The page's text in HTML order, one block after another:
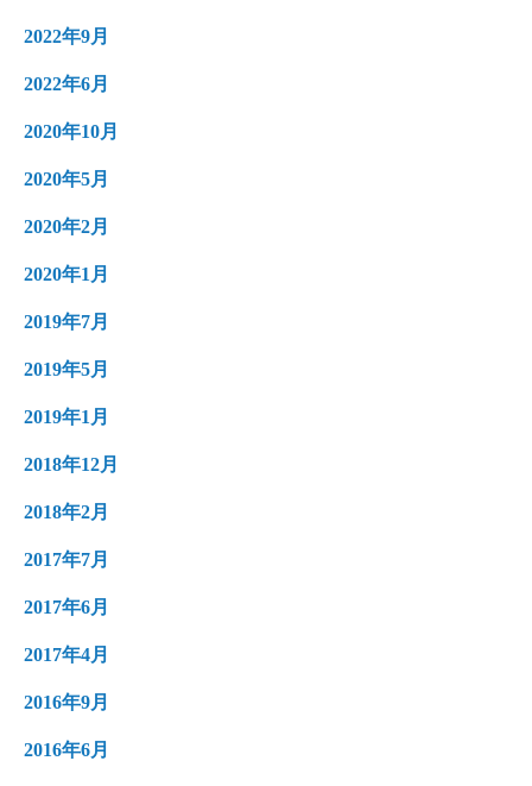
2022年9月
2022年6月
2020年10月
2020年5月
2020年2月
2020年1月
2019年7月
2019年5月
2019年1月
2018年12月
2018年2月
2017年7月
2017年6月
2017年4月
2016年9月
2016年6月